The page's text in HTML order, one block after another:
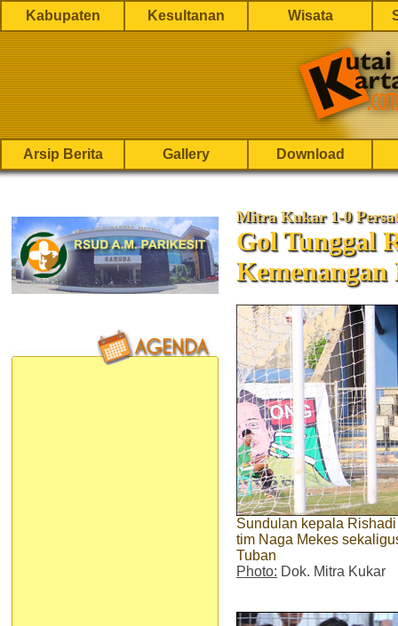
Kabupaten Kesultanan Wisata
Arsip Berita Gallery Download
Mitra Kukar 1-0
Gol Tunggal
Kemenangan
Sundulan kepala
tim Naga Mekes
Tuban
Photo: Dok. Mitra Kukar